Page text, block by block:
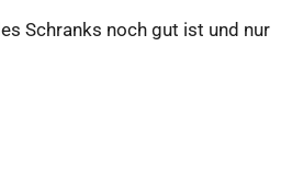
Schranks noch gut ist und nur